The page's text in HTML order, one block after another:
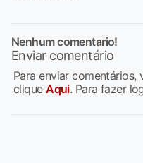
Nenhum comentario!
Enviar comentário
Para enviar
cliqueAqui. Para fazer